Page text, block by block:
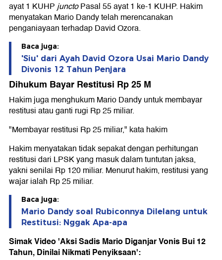
ayat 1 KUHPjunctoPasal 55 ayat 1 ke-1 KUHP. Hakim
menyatakan Mario Dandy telah merencanakan
penganiayaan terhadap David Ozora.
Baca juga:
'Siu' dari Ayah David Ozora Usai Mario Dandy
Divonis 12 Tahun Penjara
Dihukum Bayar Restitusi Rp 25 M
Hakim juga menghukum Mario Dandy untuk membayar
restitusi atau ganti rugi Rp 25 miliar.
"Membayar restitusi Rp 25 miliar," kata hakim
Hakim menyatakan tidak sepakat dengan perhitungan
restitusi dari LPSK yang masuk dalam tuntutan jaksa,
yakni senilai Rp 120 miliar. Menurut hakim, restitusi yang
wajar ialah Rp 25 miliar.
Baca juga:
Mario Dandy soal Rubiconnya Dilelang untuk
Restitusi: Nggak Apa-apa
Simak Video 'Aksi Sadis Mario Diganjar Vonis Bui 12
Tahun, Dinilai Nikmati Penyiksaan':